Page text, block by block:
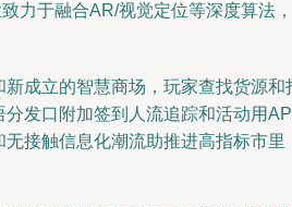
于融合AR/视觉定位等深度算法
成立的智慧商场，玩家查找货源
发口附加签到人流追踪和活动用
接触信息化潮流助推进高指标市